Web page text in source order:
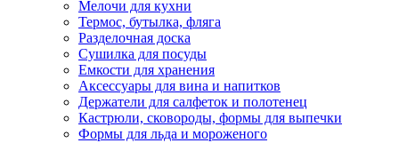
Мелочи для кухни
Термос, бутылка, фляга
Разделочная доска
Сушилка для посуды
Емкости для хранения
Аксессуары для вина и напитков
Держатели для салфеток и полотенец
Кастрюли, сковороды, формы для выпечки
Формы для льда и мороженого